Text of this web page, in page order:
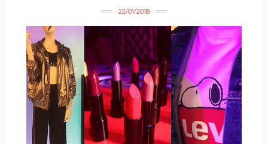
22/01/2018